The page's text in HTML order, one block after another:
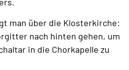
man über die Klosterkirche:
nach hinten gehen, um
in die Chorkapelle zu